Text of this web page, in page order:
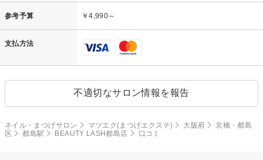
参考予算 ￥4,990～
支払方法
不適切なサロン情報を報告
ネイル・まつげサロン マツエク(まつげエクステ) 大阪府
京橋・都島
区
都島駅 BEAUTY LASH都島店 口コミ